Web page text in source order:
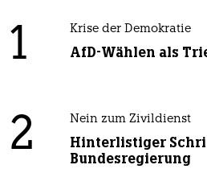
1 Krise der Demokratie
AfD-Wählen als
2 Nein zum Zivildienst
Hinterlistiger
Bundesregierung